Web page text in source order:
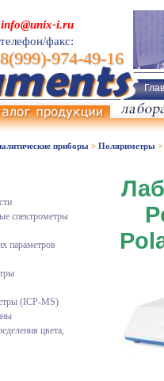
info@unix-i.ru
телефон/факс:
8(999)-974-49-16
приборы > Поляриметры >
спектрометры
параметров
(ICP-MS)
цвета,